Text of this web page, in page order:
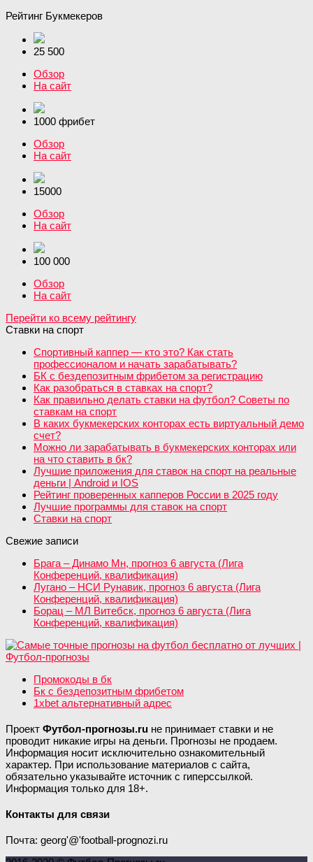
Рейтинг Букмекеров
25 500
Обзор
На сайт
1000 фрибет
Обзор
На сайт
15000
Обзор
На сайт
100 000
Обзор
На сайт
Перейти ко всему рейтингу
Ставки на спорт
Спортивный каппер — кто это? Как стать
профессионалом и начать зарабатывать?
БК с бездепозитным фрибетом за регистрацию
Как разобраться в ставках на спорт?
Как правильно делать ставки на футбол? Советы по
ставкам на спорт
В каких букмекерских конторах есть виртуальный демо
счет?
Можно ли зарабатывать в букмекерских конторах или
на что ставить в бк?
Лучшие приложения для ставок на спорт на реальные
деньги | Android и IOS
Рейтинг проверенных капперов России в 2025 году
Лучшие программы для ставок на спорт
Ставки на спорт
Свежие записи
Брага – Динамо Мн, прогноз 6 августа (Лига
Конференций, квалификация)
Лугано – НСИ Рунавик, прогноз 6 августа (Лига
Конференций, квалификация)
Борац – МЛ Витебск, прогноз 6 августа (Лига
Конференций, квалификация)
Промокоды в бк
Бк с бездепозитным фрибетом
1xbet альтернативный адрес
Проект Футбол-прогнозы.ru не принимает ставки и не
проводит никакие игры на деньги. Прогнозы не продаем.
Информация носит исключительно ознакомительный
характер. При использование материалов с сайта,
обязательно указывайте источник с гиперссылкой.
Информация только для 18+.
Контакты для связи
Почта: georg'@'football-prognozi.ru